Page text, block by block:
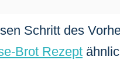
Schritt des
Brot Rezept